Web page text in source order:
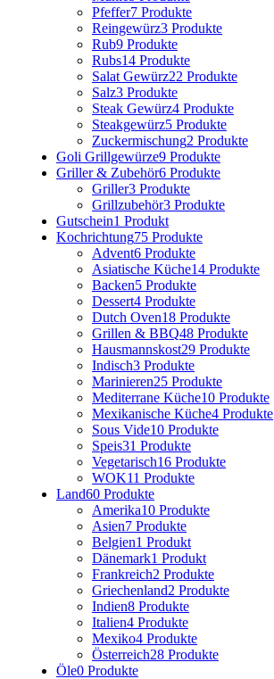
Pfeffer7 Produkte
Reingewürz3 Produkte
Rub9 Produkte
Rubs14 Produkte
Salat Gewürz22 Produkte
Salz3 Produkte
Steak Gewürz4 Produkte
Steakgewürz5 Produkte
Zuckermischung2 Produkte
Goli Grillgewürze9 Produkte
Griller & Zubehör6 Produkte
Griller3 Produkte
Grillzubehör3 Produkte
Gutschein1 Produkt
Kochrichtung75 Produkte
Advent6 Produkte
Asiatische Küche14 Produkte
Backen5 Produkte
Dessert4 Produkte
Dutch Oven18 Produkte
Grillen & BBQ48 Produkte
Hausmannskost29 Produkte
Indisch3 Produkte
Marinieren25 Produkte
Mediterrane Küche10 Produkte
Mexikanische Küche4 Produkte
Sous Vide10 Produkte
Speis31 Produkte
Vegetarisch16 Produkte
WOK11 Produkte
Land60 Produkte
Amerika10 Produkte
Asien7 Produkte
Belgien1 Produkt
Dänemark1 Produkt
Frankreich2 Produkte
Griechenland2 Produkte
Indien8 Produkte
Italien4 Produkte
Mexiko4 Produkte
Österreich28 Produkte
Öle0 Produkte